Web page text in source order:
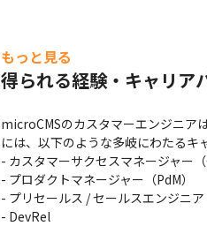
もっと見る
得られる経験・キャリア
microCMSのカスタマーエンジニア
には、以下のような多岐にわたるキ
- カスタマーサクセスマネージャー（
- プロダクトマネージャー（PdM）
- プリセールス / セールスエンジニア
- DevRel